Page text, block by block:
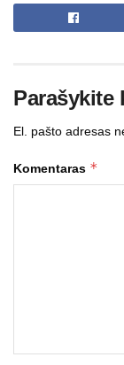
Parašykite
El. pašto adresas
Komentaras *